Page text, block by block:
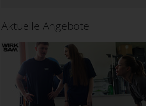
Aktuelle Angebote